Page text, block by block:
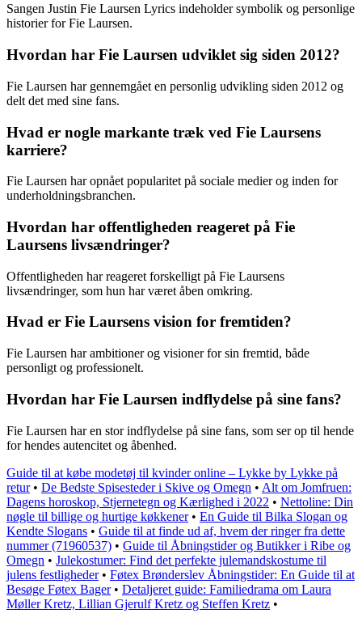
Sangen Justin Fie Laursen Lyrics indeholder symbolik og personlige
historier for Fie Laursen.
Hvordan har Fie Laursen udviklet sig siden 2012?
Fie Laursen har gennemgået en personlig udvikling siden 2012 og
delt det med sine fans.
Hvad er nogle markante træk ved Fie Laursens
karriere?
Fie Laursen har opnået popularitet på sociale medier og inden for
underholdningsbranchen.
Hvordan har offentligheden reageret på Fie
Laursens livsændringer?
Offentligheden har reageret forskelligt på Fie Laursens
livsændringer, som hun har været åben omkring.
Hvad er Fie Laursens vision for fremtiden?
Fie Laursen har ambitioner og visioner for sin fremtid, både
personligt og professionelt.
Hvordan har Fie Laursen indflydelse på sine fans?
Fie Laursen har en stor indflydelse på sine fans, som ser op til hende
for hendes autencitet og åbenhed.
Guide til at købe modetøj til kvinder online – Lykke by Lykke på
retur• De Bedste Spisesteder i Skive og Omegn • Alt om Jomfruen:
Dagens horoskop, Stjernetegn og Kærlighed i 2022 • Nettoline: Din
nøgle til billige og hurtige køkkener• En Guide til Bilka Slogan og
Kendte Slogans • Guide til at finde ud af, hvem der ringer fra dette
nummer (71960537) • Guide til Åbningstider og Butikker i Ribe og
Omegn • Julekostumer: Find det perfekte julemandskostume til
julens festligheder• Føtex Brønderslev Åbningstider: En Guide til at
Besøge Føtex Bager• Detaljeret guide: Familiedrama om Laura
Møller Kretz, Lillian Gjerulf Kretz og Steffen Kretz •